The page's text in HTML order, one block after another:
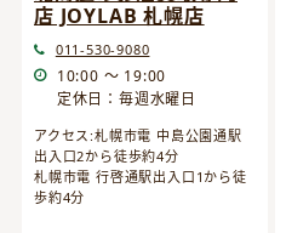
店 JOYLAB 札幌店
011-530-9080
10:00 ～ 19:00
定休日：毎週水曜日
アクセス:札幌市電 中島公園通駅
出入口2から徒歩約4分
札幌市電 行啓通駅出入口1から徒
歩約4分